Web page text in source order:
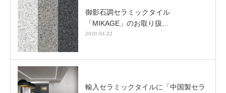
御影石調セラミックタイル
「MIKAGE」のお取り扱…
2020.04.22
輸入セラミックタイルに「中国製セラ